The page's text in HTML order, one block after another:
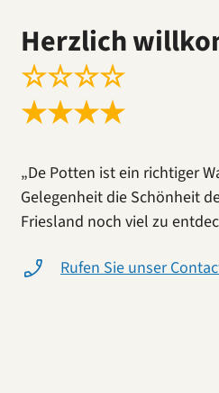
Herzlich
☆☆☆☆
★★★★
„De Potten ist ein richtiger
Gelegenheit die Schönheit
Friesland noch viel zu
Rufen Sie unser